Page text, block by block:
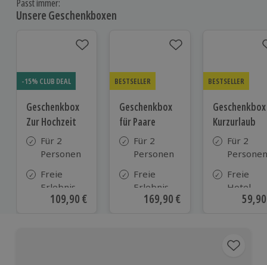
Unsere Geschenkboxen
-15% CLUB DEAL
Geschenkbox
Zur Hochzeit
Für 2
Personen
Freie
Erlebnis-
Auswahl
Aktueller Preis
109,90 €
BESTSELLER
Geschenkbox
für Paare
Für 2
Personen
Freie
Erlebnis-
Auswahl
Aktueller Preis
169,90 €
BESTSELLER
Geschenkbox
Kurzurlaub
Für 2
Personen
Freie
Hotel-
Auswahl